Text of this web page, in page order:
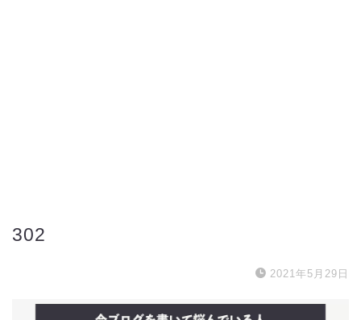
302
2021年5月29日